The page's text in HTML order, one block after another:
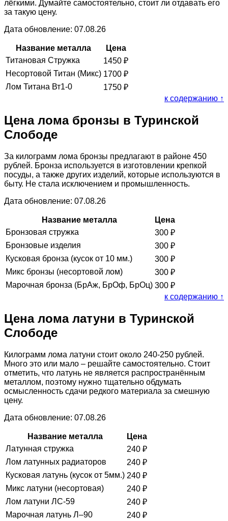
лёгкими. Думайте самостоятельно, стоит ли отдавать его
за такую цену.
Дата обновление: 07.08.26
Название металла
Цена
Титановая Стружка
1450 ₽
Несортовой Титан (Микс) 1700 ₽
Лом Титана Вт1-0
1750 ₽
к содержанию ↑
Цена лома бронзы в Туринской
Слободе
За килограмм лома бронзы предлагают в районе 450
рублей. Бронза используется в изготовлении крепкой
посуды, а также других изделий, которые используются в
быту. Не стала исключением и промышленность.
Дата обновление: 07.08.26
Название металла
Цена
Бронзовая стружка
300 ₽
Бронзовые изделия
300 ₽
Кусковая бронза (кусок от 10 мм.)
300 ₽
Микс бронзы (несортовой лом)
300 ₽
Марочная бронза (БрАж, БрОф, БрОц) 300 ₽
к содержанию ↑
Цена лома латуни в Туринской
Слободе
Килограмм лома латуни стоит около 240-250 рублей.
Много это или мало – решайте самостоятельно. Стоит
отметить, что латунь не является распространённым
металлом, поэтому нужно тщательно обдумать
осмысленность сдачи редкого материала за смешную
цену.
Дата обновление: 07.08.26
Название металла
Цена
Латунная стружка
240 ₽
Лом латунных радиаторов
240 ₽
Кусковая латунь (кусок от 5мм.) 240 ₽
Микс латуни (несортовая)
240 ₽
Лом латуни ЛС-59
240 ₽
Марочная латунь Л–90
240 ₽